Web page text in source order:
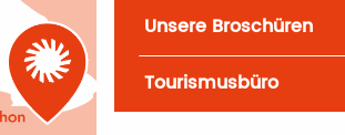
Unsere Broschüren
Tourismusbüro